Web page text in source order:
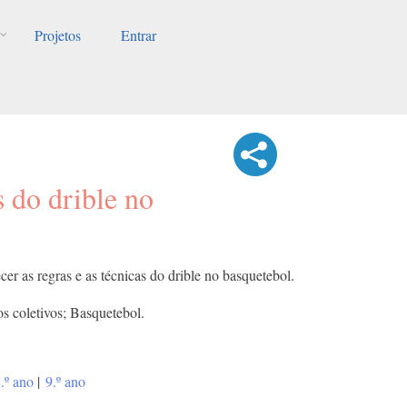
Projetos Entrar
do drible no
as regras e as técnicas do drible no basquetebol.
coletivos; Basquetebol.
ano | 9.º ano